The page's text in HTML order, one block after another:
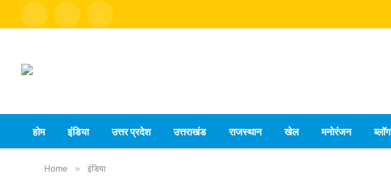
Facebook Instagram
होम इंडिया उत्तर प्रदेश उत्तराखंड राजस्थान खेल मनोरंजन ब्लॉग
Home » इंडिया